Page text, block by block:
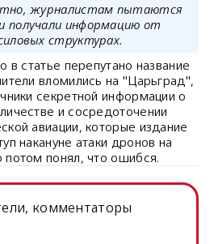
журналистам пытаются
получали информацию от
структурах.
в статье перепутано название
вломились на "Царьград",
секретной информации о
и сосредоточении
авиации, которые издание
накануне атаки дронов на
понял, что ошибся.
комментаторы